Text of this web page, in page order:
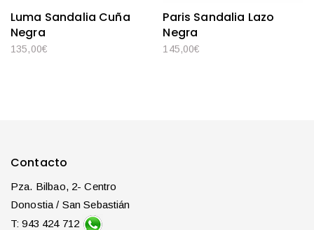
Luma Sandalia Cuña
Negra
135,00€
Paris Sandalia Lazo
Negra
145,00€
Contacto
Pza. Bilbao, 2- Centro
Donostia / San Sebastián
T: 943 424 712